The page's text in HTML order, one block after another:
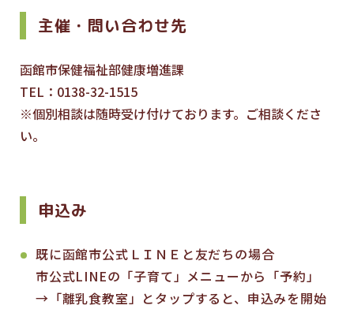
主催・問い合わせ先
函館市保健福祉部健康増進課
TEL：0138-32-1515
※個別相談は随時受け付けております。ご相談くださ
い。
申込み
既に函館市公式ＬＩＮＥと友だちの場合
市公式LINEの「子育て」メニューから「予約」
→「離乳食教室」とタップすると、申込みを開始